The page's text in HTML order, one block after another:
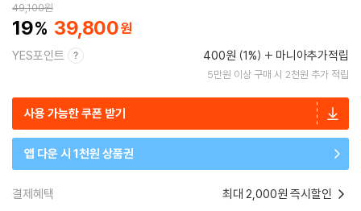
49,100원
19 39,800
YES포인트 400원 (1%) 마니아추가적립
5만원 이상 구매 시 2천원 추가 적립
사용 가능한 쿠폰 받기
앱 다운 시 1천원 상품권
결제혜택 최대 2,000원 즉시할인